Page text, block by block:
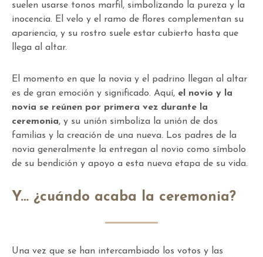
suelen usarse tonos marfil, simbolizando la pureza y la
inocencia. El velo y el ramo de flores complementan su
apariencia, y su rostro suele estar cubierto hasta que
llega al altar.
El momento en que la novia y el padrino llegan al altar
es de gran emoción y significado. Aquí, el novio y la
novia se reúnen por primera vez durante la
ceremonia, y su unión simboliza la unión de dos
familias y la creación de una nueva. Los padres de la
novia generalmente la entregan al novio como símbolo
de su bendición y apoyo a esta nueva etapa de su vida.
Y… ¿cuándo acaba la ceremonia?
Una vez que se han intercambiado los votos y las